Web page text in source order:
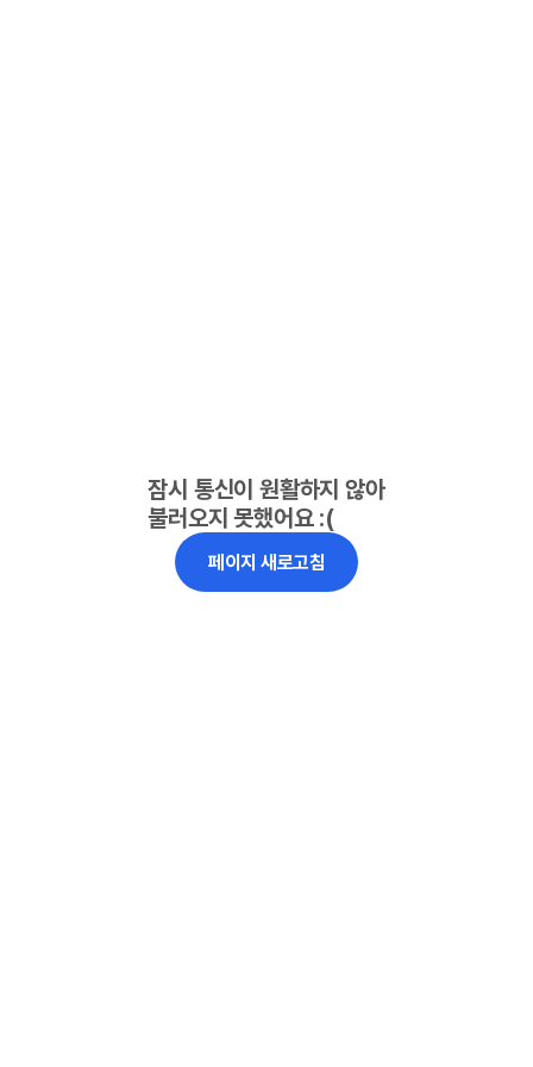
잠시 통신이 원활하지 않아
불러오지 못했어요 :(
페이지 새로고침